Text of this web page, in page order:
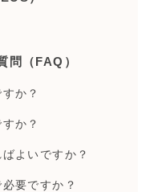
問（FAQ）
か？
か？
よいですか？
要ですか？